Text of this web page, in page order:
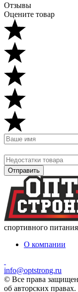
Отзывы
Оцените товар
спортивного питания
О компании
info@optstrong.ru
© Все права
об авторских правах.